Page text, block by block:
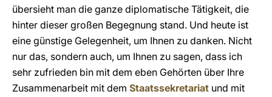
übersieht man die ganze diplomatische Tätigkeit, die
hinter dieser großen Begegnung stand. Und heute ist
eine günstige Gelegenheit, um Ihnen zu danken. Nicht
nur das, sondern auch, um Ihnen zu sagen, dass ich
sehr zufrieden bin mit dem eben Gehörten über Ihre
Zusammenarbeit mit dem Staatssekretariat und mit